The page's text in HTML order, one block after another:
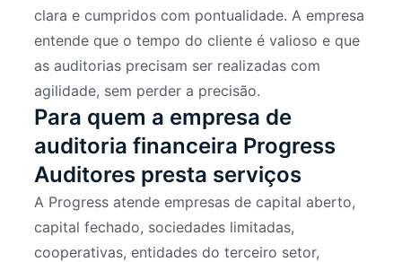
clara e cumpridos com pontualidade. A empresa
entende que o tempo do cliente é valioso e que
as auditorias precisam ser realizadas com
agilidade, sem perder a precisão.
Para quem a empresa de
auditoria financeira Progress
Auditores presta serviços
A Progress atende empresas de capital aberto,
capital fechado, sociedades limitadas,
cooperativas, entidades do terceiro setor,